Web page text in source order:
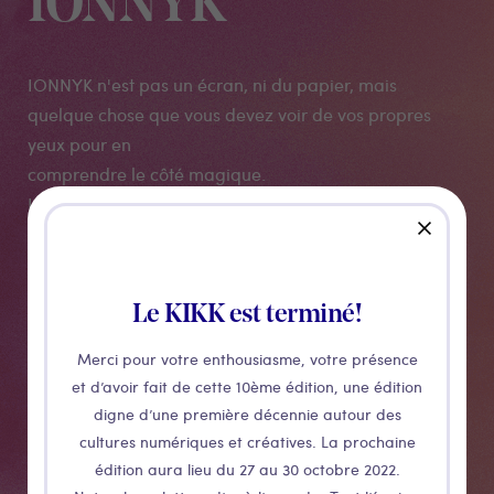
Le KIKK est terminé!
Merci pour votre enthousiasme, votre présence
et d’avoir fait de cette 10ème édition, une édition
digne d’une première décennie autour des
cultures numériques et créatives. La prochaine
édition aura lieu du 27 au 30 octobre 2022.
close
IONNYK n'est pas un écran, ni du papier, mais
quelque chose que vous devez voir de vos propres
yeux pour en
comprendre le côté magique.
IONNYK est le premier cadre d’art connecté au monde
l'intégrité de l'art photographique. C’est pourquoi
toutes les
oeuvres photographiques de notre catalogue ont la
même netteté et qualité qu'une photographie à
l'encre papier. La
seule différence? Nous n’utilisons pas d’encre papier.